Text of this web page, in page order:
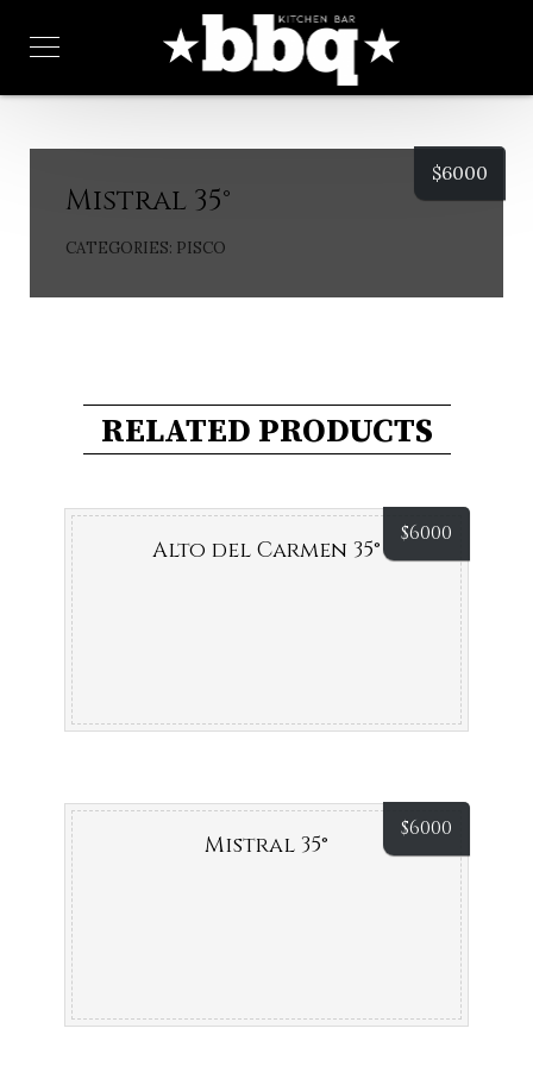
Mistral 35°
CATEGORIES: PISCO
$6000
RELATED PRODUCTS
$6000
Alto del Carmen 35°
$6000
Mistral 35°